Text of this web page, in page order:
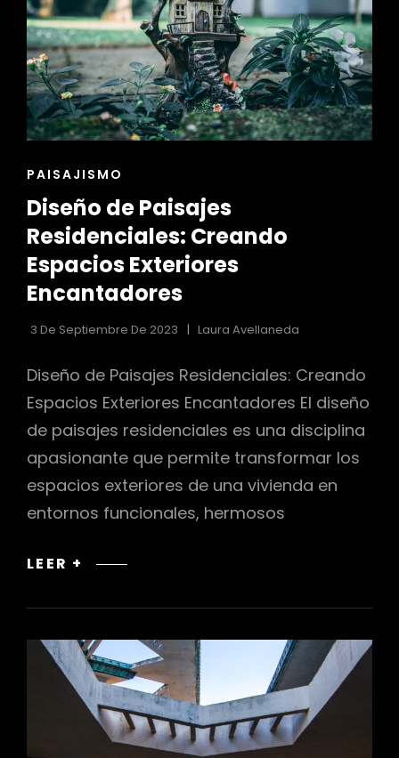
ENLACES
LAS
CATEGORÍAS
PAISAJISMO
Diseño de Paisajes
Residenciales: Creando
Espacios Exteriores
Encantadores
3 De Septiembre De 2023 Laura Avellaneda
Diseño de Paisajes Residenciales: Creando
Espacios Exteriores Encantadores El diseño
de paisajes residenciales es una disciplina
apasionante que permite transformar los
espacios exteriores de una vivienda en
entornos funcionales, hermosos
LEER +
DISEÑO
PAISAJES
CREANDO
ESPACIOS
EXTERIORES
ENCANTADORES